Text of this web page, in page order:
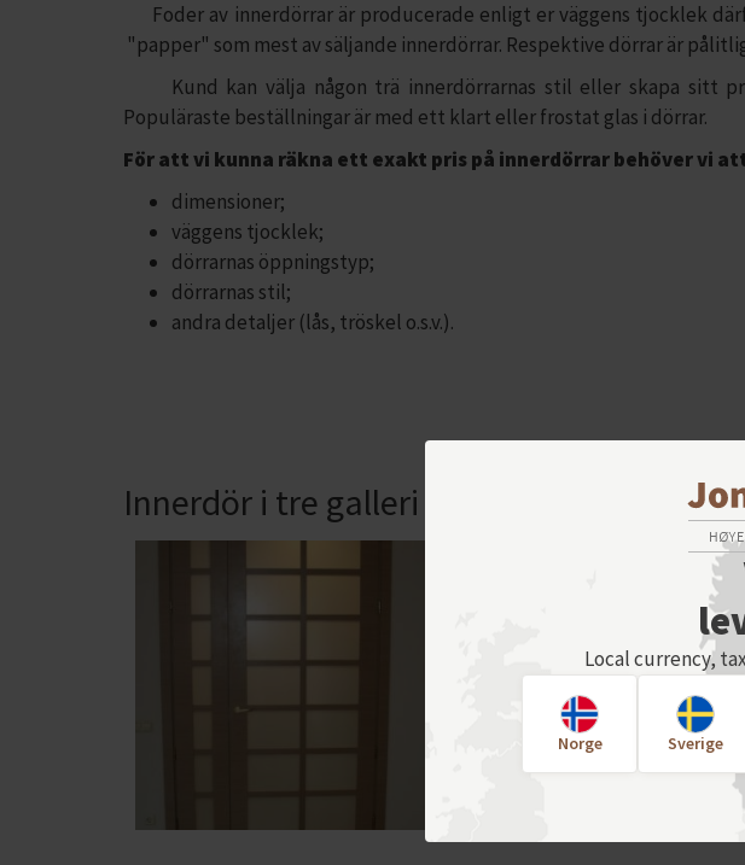
Foder av innerdörrar är producerade enligt er väggens tjocklek
"papper" som mest av säljande innerdörrar. Respektive dörrar är
Kund kan välja någon trä innerdörrarnas stil eller skapa sitt
Populäraste beställningar är med ett klart eller frostat glas i dörrar.
För att vi kunna räkna ett exakt pris på innerdörrar behöver vi
dimensioner;
väggens tjocklek;
dörrarnas öppningstyp;
dörrarnas stil;
andra detaljer (lås, tröskel o.s.v.).
Innerdör i tre galleri
Local currency,
Norge Sverige